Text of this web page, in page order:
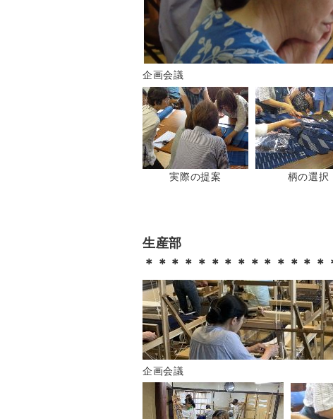
企画会議
実際の提案
柄の選択
生産部
＊＊＊＊＊＊＊＊＊＊＊＊＊＊
企画会議